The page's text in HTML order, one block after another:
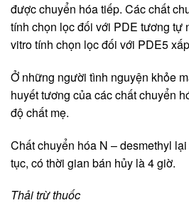
được chuyển hóa tiếp. Các chất
tính chọn lọc đối với PDE tương tự
vitro tính chọn lọc đối với PDE5
Ở những người tình nguyện khỏe
huyết tương của các chất chuyển
độ chất mẹ.
Chất chuyển hóa N – desmethyl
tục, có thời gian bán hủy là 4 giờ.
Thải trừ thuốc